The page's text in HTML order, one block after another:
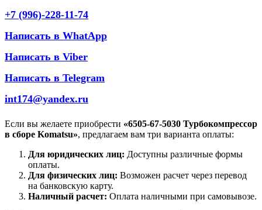
+7 (996)-228-11-74
Написать в WhatApp
Написать в Viber
Написать в Telegram
int174@yandex.ru
Если вы желаете приобрести «6505-67-5030 Турбокомпрессор
в сборе Komatsu», предлагаем вам три варианта оплаты:
Для юридических лиц: Доступны различные формы
оплаты.
Для физических лиц: Возможен расчет через перевод
на банковскую карту.
Наличный расчет: Оплата наличными при самовывозе.